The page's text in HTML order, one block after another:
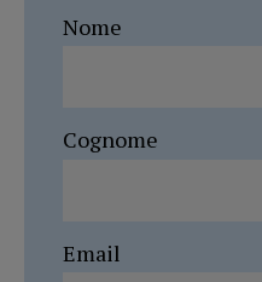
Nome
Cognome
Email